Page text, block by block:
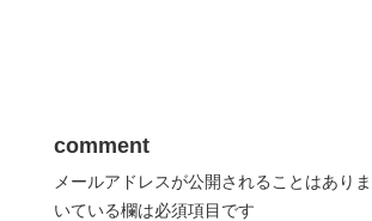
comment
メールアドレスが公開されることはありま
いている欄は必須項目です